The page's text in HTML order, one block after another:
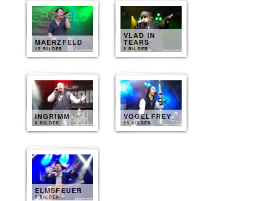
MAERZFELD
10 BILDER
VLAD IN
TEARS
9 BILDER
INGRIMM
8 BILDER
VOGELFREY
10 BILDER
ELMSFEUER
8 BILDER